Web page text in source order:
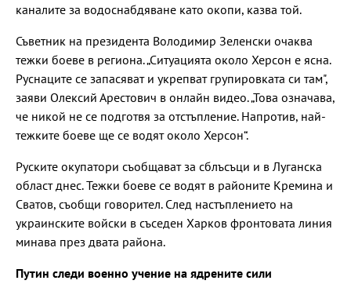
каналите за водоснабдяване като окопи, казва той.
Съветник на президента Володимир Зеленски очаква
тежки боеве в региона. „Ситуацията около Херсон е ясна.
Руснаците се запасяват и укрепват групировката си там",
заяви Олексий Арестович в онлайн видео. „Това означава,
че никой не се подготвя за отстъпление. Напротив, най-
тежките боеве ще се водят около Херсон“.
Руските окупатори съобщават за сблъсъци и в Луганска
област днес. Тежки боеве се водят в районите Кремина и
Сватов, съобщи говорител. След настъплението на
украинските войски в съседен Харков фронтовата линия
минава през двата района.
Путин следи военно учение на ядрените сили